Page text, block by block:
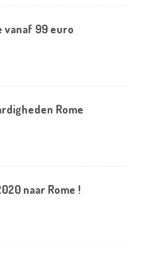
vanaf 99 euro
Rome
naar Rome !